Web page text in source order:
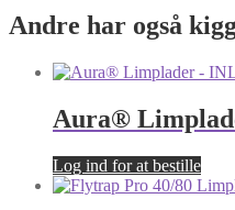
Andre har også
Aura®
Log ind for at bestille